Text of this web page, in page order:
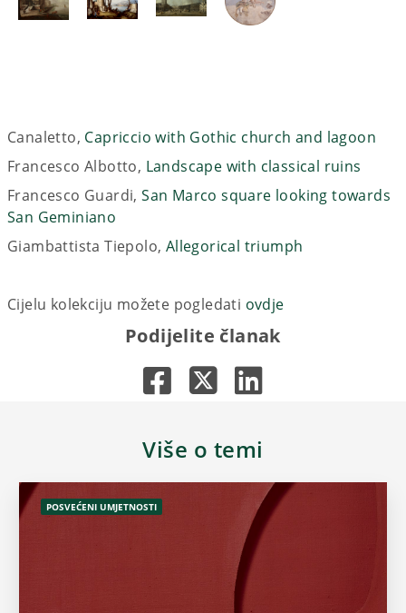
Canaletto, Capriccio with Gothic church and lagoon
Francesco Albotto, Landscape with classical ruins
Francesco Guardi,San Marco square looking towards
San Geminiano
Giambattista Tiepolo, Allegorical triumph
Cijelu kolekciju možete pogledati ovdje
Podijelite članak
Više o temi
POSVEĆENI UMJETNOSTI